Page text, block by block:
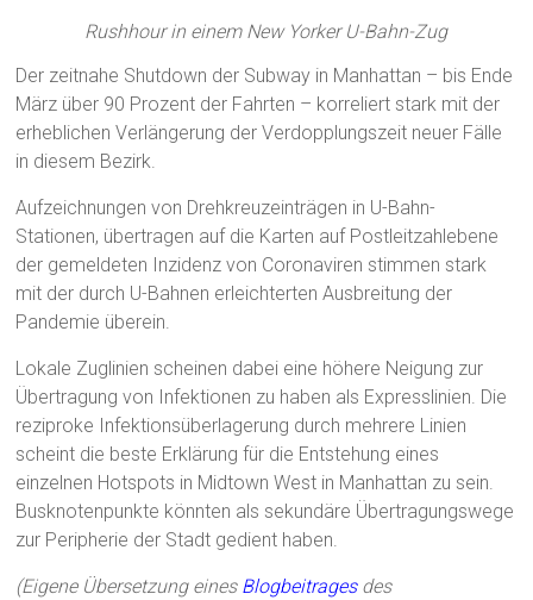
Rushhour in einem New Yorker U-Bahn-Zug
Der zeitnahe Shutdown der Subway in Manhattan – bis Ende
März über 90 Prozent der Fahrten – korreliert stark mit der
erheblichen Verlängerung der Verdopplungszeit neuer Fälle
in diesem Bezirk.
Aufzeichnungen von Drehkreuzeinträgen in U-Bahn-
Stationen, übertragen auf die Karten auf Postleitzahlebene
der gemeldeten Inzidenz von Coronaviren stimmen stark
mit der durch U-Bahnen erleichterten Ausbreitung der
Pandemie überein.
Lokale Zuglinien scheinen dabei eine höhere Neigung zur
Übertragung von Infektionen zu haben als Expresslinien. Die
reziproke Infektionsüberlagerung durch mehrere Linien
scheint die beste Erklärung für die Entstehung eines
einzelnen Hotspots in Midtown West in Manhattan zu sein.
Busknotenpunkte könnten als sekundäre Übertragungswege
zur Peripherie der Stadt gedient haben.
(Eigene Übersetzung eines Blogbeitragesdes